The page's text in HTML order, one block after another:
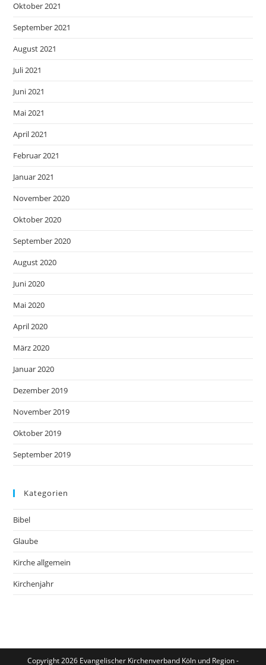
Oktober 2021
September 2021
August 2021
Juli 2021
Juni 2021
Mai 2021
April 2021
Februar 2021
Januar 2021
November 2020
Oktober 2020
September 2020
August 2020
Juni 2020
Mai 2020
April 2020
März 2020
Januar 2020
Dezember 2019
November 2019
Oktober 2019
September 2019
Kategorien
Bibel
Glaube
Kirche allgemein
Kirchenjahr
Copyright 2026 Evangelischer Kirchenverband Köln und Region -